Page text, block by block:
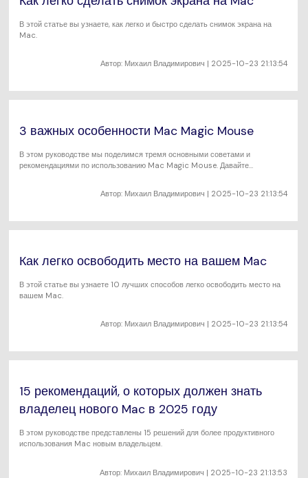
В этой статье вы узнаете, как легко и быстро сделать снимок экрана на
Mac.
Автор: Михаил Владимирович | 2025-10-23 21:13:54
3 важных особенности Mac Magic Mouse
В этом руководстве мы поделимся тремя основными советами и
рекомендациями по использованию Mac Magic Mouse. Давайте
Автор: Михаил Владимирович | 2025-10-23 21:13:54
Как легко освободить место на вашем Mac
В этой статье вы узнаете 10 лучших способов легко освободить место на
вашем Mac.
Автор: Михаил Владимирович | 2025-10-23 21:13:54
15 рекомендаций, о которых должен знать
владелец нового Mac в 2025 году
В этом руководстве представлены 15 решений для более продуктивного
использования Mac новым владельцем.
Автор: Михаил Владимирович | 2025-10-23 21:13:53